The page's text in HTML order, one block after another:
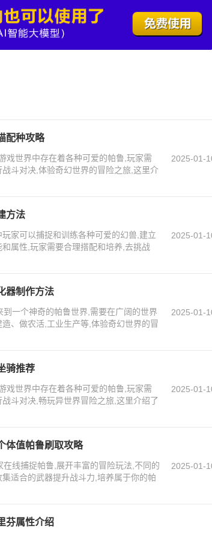
配种攻略
戏世界中存在着各种可爱的帕鲁,玩家需
斗对决,体验奇幻世界的冒险之旅,这里介
2025-01-
方法
家可以捕捉和训练各种可爱的幻兽,建立
属性,玩家需要合理搭配和培养,去挑战
2025-01-
器制作方法
一个神奇的帕鲁世界,需要在广阔的世界
、做农活,工业生产等,体验奇幻世界的冒
2025-01-
骑推荐
戏世界中存在着各种可爱的帕鲁,玩家需
斗对决,畅玩异世界冒险之旅,这里介绍了
2025-01-
体值帕鲁刷取攻略
线捕捉帕鲁,展开丰富的冒险玩法,不同的
适合的武器提升战斗力,培养属于你的帕
2025-01-
芬属性介绍